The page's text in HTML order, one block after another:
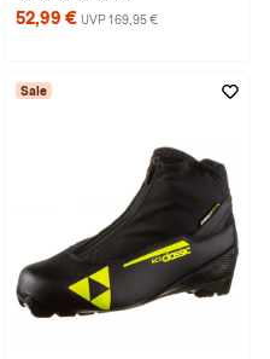
52,99 € UVP 169,95 €
Sale